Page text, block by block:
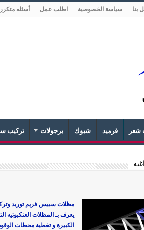
بنا سياسة الخصوصية اطلب عمل أسئله
شعر قرميد شبوك برجولات تركيب
مظلات سبيس فريم توريد
يعرف بـ المظلات
الكبيرة و تغطية محطات